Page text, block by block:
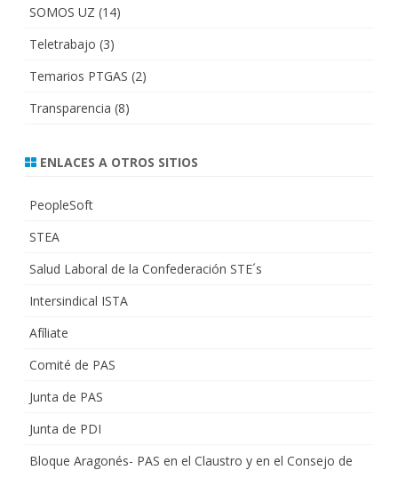
SOMOS UZ (14)
Teletrabajo (3)
Temarios PTGAS (2)
Transparencia (8)
ENLACES A OTROS SITIOS
PeopleSoft
STEA
Salud Laboral de la Confederación STE´s
Intersindical ISTA
Afíliate
Comité de PAS
Junta de PAS
Junta de PDI
Bloque Aragonés- PAS en el Claustro y en el Consejo de